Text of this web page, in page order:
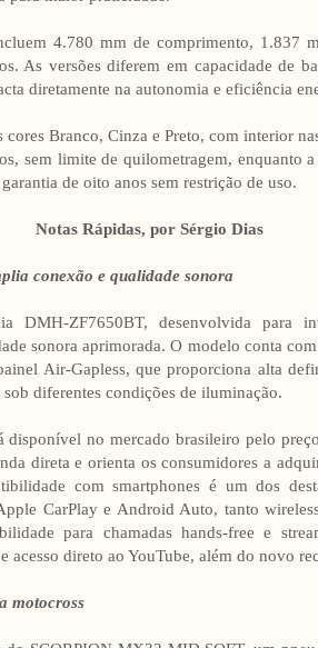
4.780 mm de comprimento, 1.837
As versões diferem em capacidade de
diretamente na autonomia e eficiência
Branco, Cinza e Preto, com interior
sem limite de quilometragem, enquanto
de oito anos sem restrição de uso.
Notas Rápidas, por Sérgio Dias
conexão e qualidade sonora
DMH-ZF7650BT, desenvolvida para
sonora aprimorada. O modelo conta
Air-Gapless, que proporciona alta
diferentes condições de iluminação.
disponível no mercado brasileiro pelo
direta e orienta os consumidores a
com smartphones é um dos
CarPlay e Android Auto, tanto
para chamadas hands-free e
acesso direto ao YouTube, além do novo
motocross